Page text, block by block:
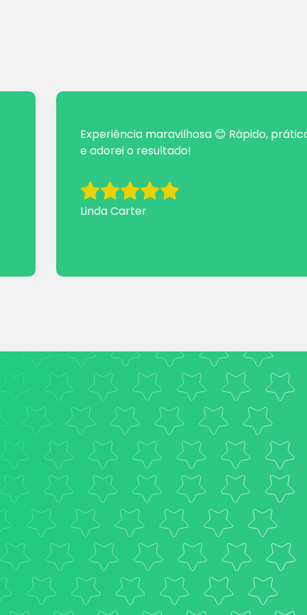
Experiência maravilhosa 😊 Rápido,
e adorei o resultado!
Linda Carter